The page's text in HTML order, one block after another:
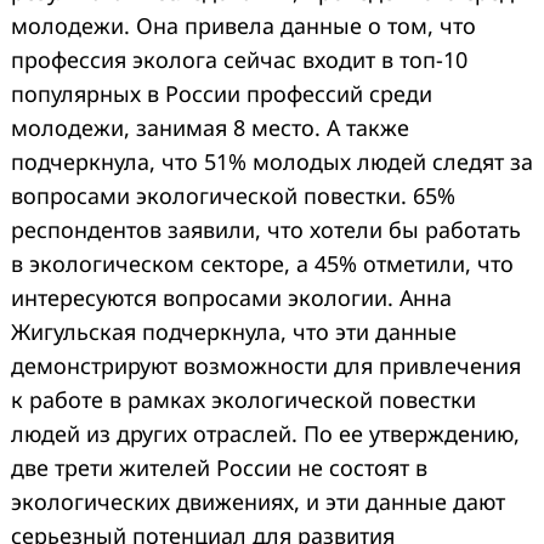
молодежи. Она привела данные о том, что
профессия эколога сейчас входит в топ-10
популярных в России профессий среди
молодежи, занимая 8 место. А также
подчеркнула, что 51% молодых людей следят за
вопросами экологической повестки. 65%
респондентов заявили, что хотели бы работать
в экологическом секторе, а 45% отметили, что
интересуются вопросами экологии. Анна
Жигульская подчеркнула, что эти данные
демонстрируют возможности для привлечения
к работе в рамках экологической повестки
людей из других отраслей. По ее утверждению,
две трети жителей России не состоят в
экологических движениях, и эти данные дают
серьезный потенциал для развития